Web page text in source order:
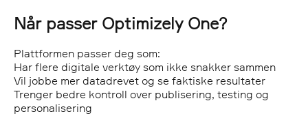
Når passer Optimizely One?
Plattformen passer deg som:
Har flere digitale verktøy som ikke snakker sammen
Vil jobbe mer datadrevet og se faktiske resultater
Trenger bedre kontroll over publisering, testing og
personalisering